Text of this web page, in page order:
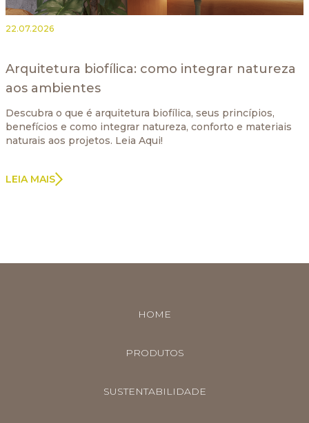
22.07.2026
Arquitetura biofílica: como integrar natureza
aos ambientes
Descubra o que é arquitetura biofílica, seus princípios,
benefícios e como integrar natureza, conforto e materiais
naturais aos projetos. Leia Aqui!
LEIA MAIS
HOME
PRODUTOS
SUSTENTABILIDADE